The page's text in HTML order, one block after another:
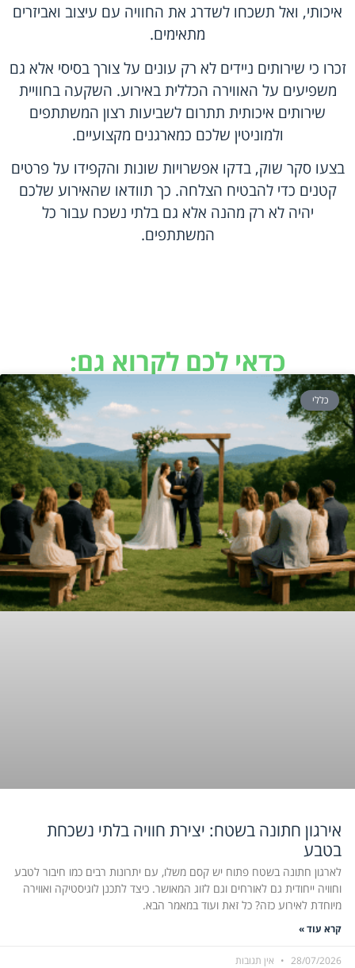
איכותי, ואל תשכחו לשדרג את החוויה עם עיצוב ואביזרים
מתאימים.
זכרו כי שירותים ניידים לא רק עונים על צורך בסיסי אלא גם
משפיעים על האווירה הכללית באירוע. השקעה בחוויית
שירותים איכותית תתרום לשביעות רצון המשתתפים
ולמוניטין שלכם כמארגנים מקצועיים.
בצעו סקר שוק, בדקו אפשרויות שונות והקפידו על פרטים
קטנים כדי להבטיח הצלחה. כך תוודאו שהאירוע שלכם
יהיה לא רק מהנה אלא גם בלתי נשכח עבור כל
המשתתפים.
כדאי לכם לקרוא גם:
כללי
אירגון חתונה בשטח: יצירת חוויה בלתי נשכחת
בטבע
לארגון חתונה בשטח פתוח יש קסם משלו, עם יתרונות רבים כמו חיבור לטבע
וחוויה ייחודית גם לאורחים וגם לזוג המאושר. כיצד לתכנן לוגיסטיקה ואווירה
מיוחדת לאירוע כזה? כל זאת ועוד במאמר הבא.
קרא עוד »
28/07/2026 אין תגובות